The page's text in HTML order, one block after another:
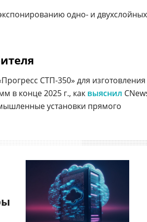
одно- и двухслойных
СТП-350» для изготовления
в конце 2025 г., как выяснил
установки прямого